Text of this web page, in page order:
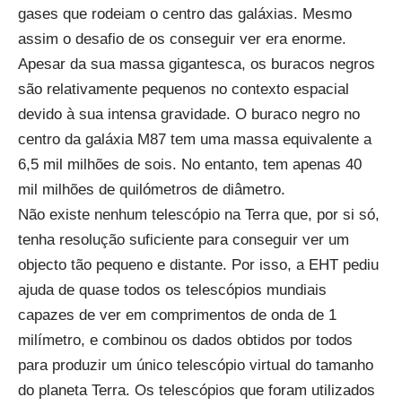
gases que rodeiam o centro das galáxias. Mesmo
assim o desafio de os conseguir ver era enorme.
Apesar da sua massa gigantesca, os buracos negros
são relativamente pequenos no contexto espacial
devido à sua intensa gravidade. O buraco negro no
centro da galáxia M87 tem uma massa equivalente a
6,5 mil milhões de sois. No entanto, tem apenas 40
mil milhões de quilómetros de diâmetro.
Não existe nenhum telescópio na Terra que, por si só,
tenha resolução suficiente para conseguir ver um
objecto tão pequeno e distante. Por isso, a EHT pediu
ajuda de quase todos os telescópios mundiais
capazes de ver em comprimentos de onda de 1
milímetro, e combinou os dados obtidos por todos
para produzir um único telescópio virtual do tamanho
do planeta Terra. Os telescópios que foram utilizados